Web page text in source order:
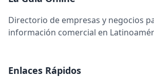
Directorio de empresas y negocios
información comercial en
Enlaces Rápidos